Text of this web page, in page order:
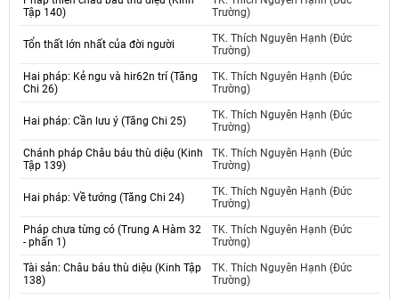
Tập 140)
Trường)
Tổn thất lớn nhất của đời người
TK. Thích Nguyên Hạnh (Đức
Trường)
Hai pháp: Kẻ ngu và hir62n trí (Tăng
Chi 26)
TK. Thích Nguyên Hạnh (Đức
Trường)
Hai pháp: Cần lưu ý (Tăng Chi 25)
TK. Thích Nguyên Hạnh (Đức
Trường)
Chánh pháp Châu báu thù diệu (Kinh
Tập 139)
TK. Thích Nguyên Hạnh (Đức
Trường)
Hai pháp: Về tướng (Tăng Chi 24)
TK. Thích Nguyên Hạnh (Đức
Trường)
Pháp chưa từng có (Trung A Hàm 32
- phấn 1)
TK. Thích Nguyên Hạnh (Đức
Trường)
Tài sản: Châu báu thù diệu (Kinh Tập
138)
TK. Thích Nguyên Hạnh (Đức
Trường)